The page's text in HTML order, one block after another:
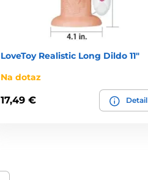
LoveToy Realistic Long Dildo 11"
Na dotaz
17,49 € Detail